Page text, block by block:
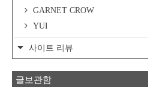
GARNET CROW
YUI
사이트 리뷰
글보관함